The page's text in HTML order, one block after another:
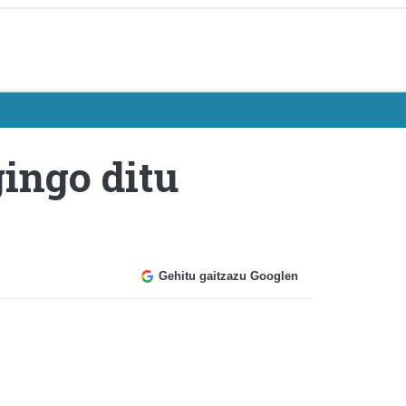
ditu
Gehitu gaitzazu Googlen